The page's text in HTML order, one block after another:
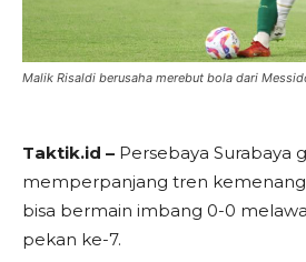
Malik Risaldi berusaha merebut bola dari
Taktik.id – Persebaya Surabaya
memperpanjang tren
bisa bermain imbang 0-0
pekan ke-7.